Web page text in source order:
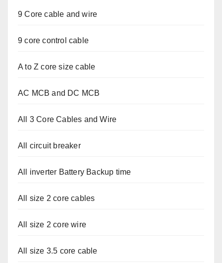
9 Core cable and wire
9 core control cable
A to Z core size cable
AC MCB and DC MCB
All 3 Core Cables and Wire
All circuit breaker
All inverter Battery Backup time
All size 2 core cables
All size 2 core wire
All size 3.5 core cable